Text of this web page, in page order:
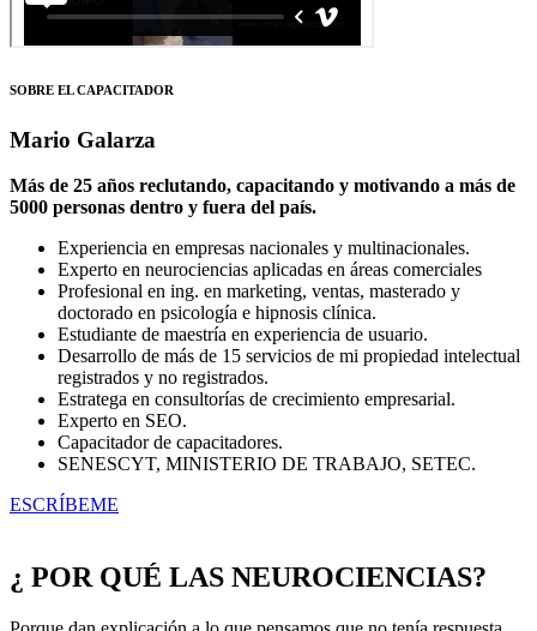
SOBRE EL CAPACITADOR
Mario Galarza
Más de 25 años reclutando, capacitando y motivando a más de
5000 personas dentro y fuera del país.
Experiencia en empresas nacionales y multinacionales.
Experto en neurociencias aplicadas en áreas comerciales
Profesional en ing. en marketing, ventas, masterado y
doctorado en psicología e hipnosis clínica.
Estudiante de maestría en experiencia de usuario.
Desarrollo de más de 15 servicios de mi propiedad intelectual
registrados y no registrados.
Estratega en consultorías de crecimiento empresarial.
Experto en SEO.
Capacitador de capacitadores.
SENESCYT, MINISTERIO DE TRABAJO, SETEC.
ESCRÍBEME
¿ POR QUÉ LAS NEUROCIENCIAS?